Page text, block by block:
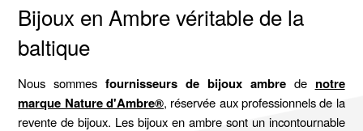
Bijoux en Ambre véritable de la
baltique
Nous sommesfournisseurs de bijoux ambrede notre
marque Nature d'Ambre®, réservée aux professionnels de la
revente de bijoux. Les bijoux en ambre sont un incontournable